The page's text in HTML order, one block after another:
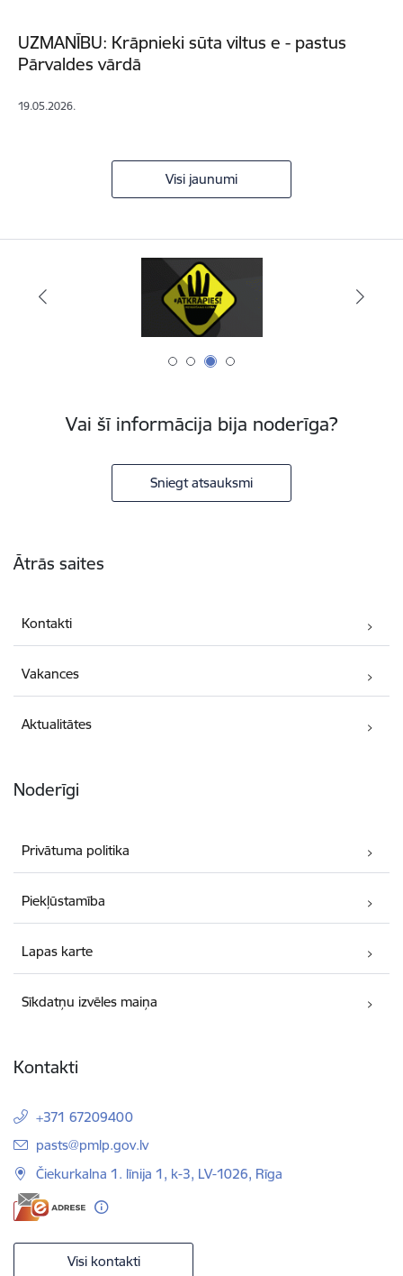
UZMANĪBU: Krāpnieki sūta viltus e - pastus
Pārvaldes vārdā
19.05.2026.
Visi jaunumi
Vai šī informācija bija noderīga?
Sniegt atsauksmi
Ātrās saites
Kontakti
Vakances
Aktualitātes
Noderīgi
Privātuma politika
Piekļūstamība
Lapas karte
Sīkdatņu izvēles maiņa
Kontakti
+371 67209400
E-pasts:
pasts@pmlp.gov.lv
Čiekurkalna 1. līnija 1, k-3, LV-1026, Rīga
Visi kontakti